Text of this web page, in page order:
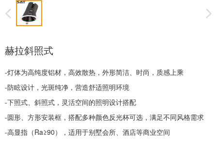
赫拉斜照式
-灯体为高纯度铝材，高效散热，外形简洁、时尚，质感上乘
-防眩设计，光斑纯净，营造舒适照明环境
-下照式、斜照式，灵活空间的照明设计搭配
-圆形、方形安装框，搭配多种颜色反光杯可选，满足不同风格需求
-高显指（Ra≥90），适用于别墅会所、酒店等商业空间